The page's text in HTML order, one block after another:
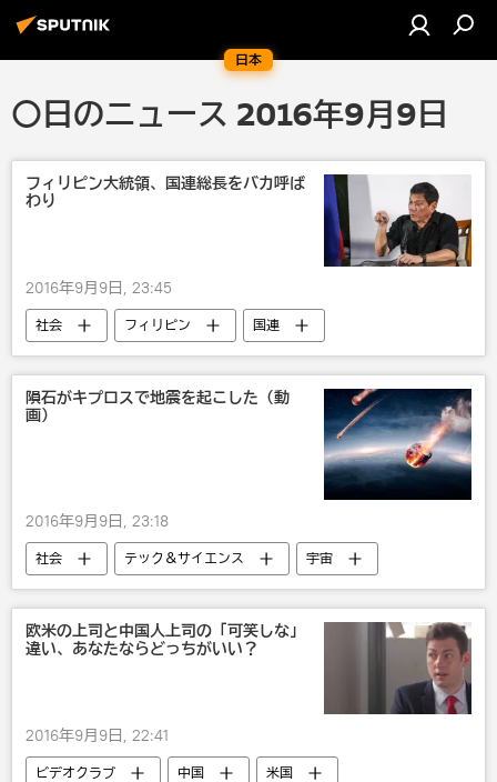
日本
〇日のニュース 2016年9月9日
フィリピン大統領、国連総長をバカ呼ば
わり
2016年9月9日, 23:45
社会 フィリピン 国連
隕石がキプロスで地震を起こした（動
画）
2016年9月9日, 23:18
社会 テック＆サイエンス 宇宙
欧米の上司と中国人上司の「可笑しな」
違い、あなたならどっちがいい？
2016年9月9日, 22:41
ビデオクラブ 中国 米国